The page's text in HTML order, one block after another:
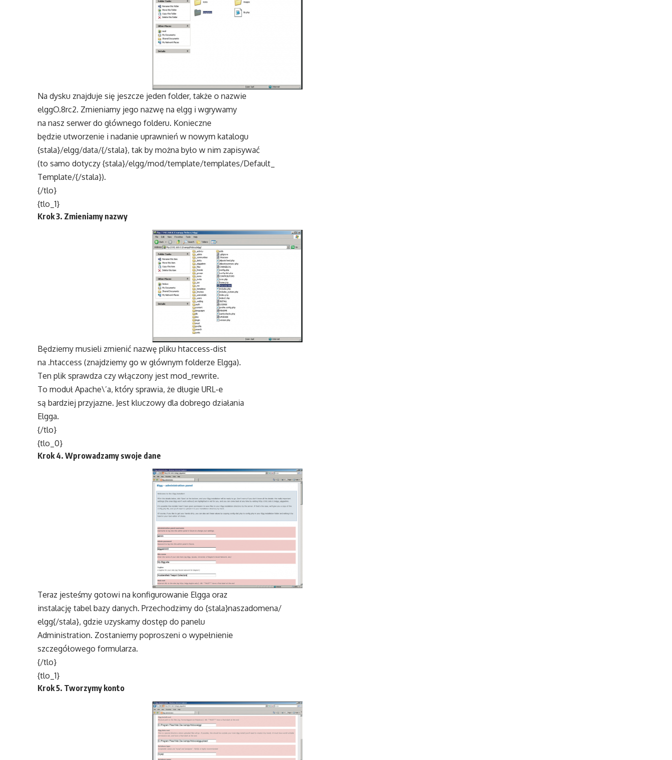
Na dysku znajduje się jeszcze jeden folder, także o nazwie
elggO.8rc2. Zmieniamy jego nazwę na elgg i wgrywamy
na nasz serwer do głównego folderu. Konieczne
będzie utworzenie i nadanie uprawnień w nowym katalogu
{stala}/elgg/data/{/stala}, tak by można było w nim zapisywać
(to samo dotyczy {stala}/elgg/mod/template/templates/Default_
Template/{/stala}).
{/tlo}
{tlo_1}
Krok 3. Zmieniamy nazwy
Będziemy musieli zmienić nazwę pliku htaccess-dist
na .htaccess (znajdziemy go w głównym folderze Elgga).
Ten plik sprawdza czy włączony jest mod_rewrite.
To moduł Apache\’a, który sprawia, że długie URL-e
są bardziej przyjazne. Jest kluczowy dla dobrego działania
Elgga.
{/tlo}
{tlo_0}
Krok 4. Wprowadzamy swoje dane
Teraz jesteśmy gotowi na konfigurowanie Elgga oraz
instalację tabel bazy danych. Przechodzimy do {stala}naszadomena/
elgg{/stala}, gdzie uzyskamy dostęp do panelu
Administration. Zostaniemy poproszeni o wypełnienie
szczegółowego formularza.
{/tlo}
{tlo_1}
Krok 5. Tworzymy konto